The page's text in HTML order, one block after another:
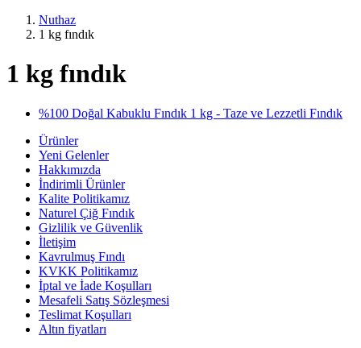
Nuthaz
1 kg fındık
1 kg fındık
%100 Doğal Kabuklu Fındık 1 kg - Taze ve Lezzetli Fındık
Ürünler
Yeni Gelenler
Hakkımızda
İndirimli Ürünler
Kalite Politikamız
Naturel Çiğ Fındık
Gizlilik ve Güvenlik
İletişim
Kavrulmuş Fındı
KVKK Politikamız
İptal ve İade Koşulları
Mesafeli Satış Sözleşmesi
Teslimat Koşulları
Altın fiyatları